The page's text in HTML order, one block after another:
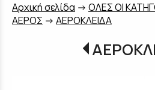
Aρχική σελίδα -> ΟΛΕΣ ΟΙ
ΑΕΡΟΣ -> ΑΕΡΟΚΛΕΙΔΑ